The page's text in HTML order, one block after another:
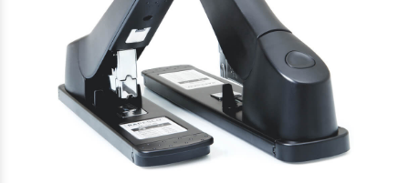
Audiovisuales ›
Tinta y tóner
Impresoras